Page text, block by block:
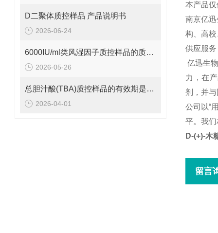
D二聚体质控样品 产品说明书
2026-06-24
6000IU/ml类风湿因子质控样品的质控范围是多少呢？
2026-05-26
总胆汁酸(TBA)质控样品的有效期是多久呢？
2026-04-01
本产品
南京亿
构、高
供应服
亿迅生
力，在
剂，并
公司以“
平。我
D-(+)-木
留言